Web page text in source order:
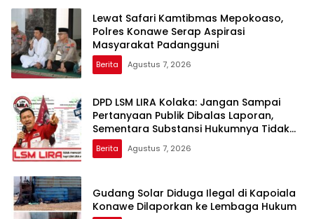
Lewat Safari Kamtibmas Mepokoaso,
Polres Konawe Serap Aspirasi
Masyarakat Padangguni
Berita Agustus 7, 2026
DPD LSM LIRA Kolaka: Jangan Sampai
Pertanyaan Publik Dibalas Laporan,
Sementara Substansi Hukumnya Tidak
Pernah Dijelaskan Secara Terbuka
Berita Agustus 7, 2026
Gudang Solar Diduga Ilegal di Kapoiala
Konawe Dilaporkan ke Lembaga Hukum